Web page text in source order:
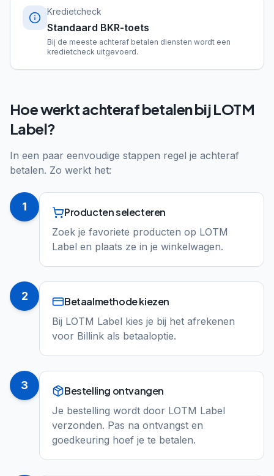
Kredietcheck
Standaard BKR-toets
Bij de meeste achteraf betalen diensten wordt een
kredietcheck uitgevoerd.
Hoe werkt achteraf betalen bij LOTM
Label?
In een paar eenvoudige stappen regel je achteraf
betalen. Zo werkt het:
1 Producten selecteren
Zoek je favoriete producten op LOTM
Label en plaats ze in je winkelwagen.
2 Betaalmethode kiezen
Bij LOTM Label kies je bij het afrekenen
voor Billink als betaaloptie.
3 Bestelling ontvangen
Je bestelling wordt door LOTM Label
verzonden. Pas na ontvangst en
goedkeuring hoef je te betalen.